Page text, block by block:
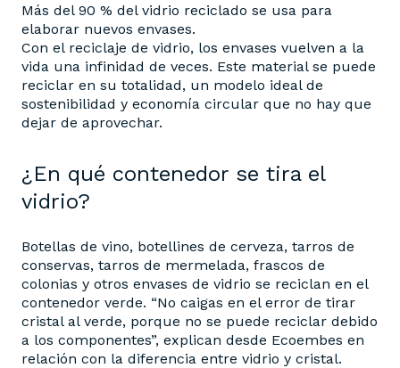
Más del 90 % del vidrio reciclado se usa para
elaborar nuevos envases.
Con el reciclaje de vidrio, los envases vuelven a la
vida una infinidad de veces. Este material se puede
reciclar en su totalidad, un modelo ideal de
sostenibilidad y economía circular que no hay que
dejar de aprovechar.
¿En qué contenedor se tira el
vidrio?
Botellas de vino, botellines de cerveza, tarros de
conservas, tarros de mermelada, frascos de
colonias y otros envases de vidrio se reciclan en el
contenedor verde. “No caigas en el error de tirar
cristal al verde, porque no se puede reciclar debido
a los componentes”, explican desde Ecoembes en
relación con la diferencia entre vidrio y cristal.